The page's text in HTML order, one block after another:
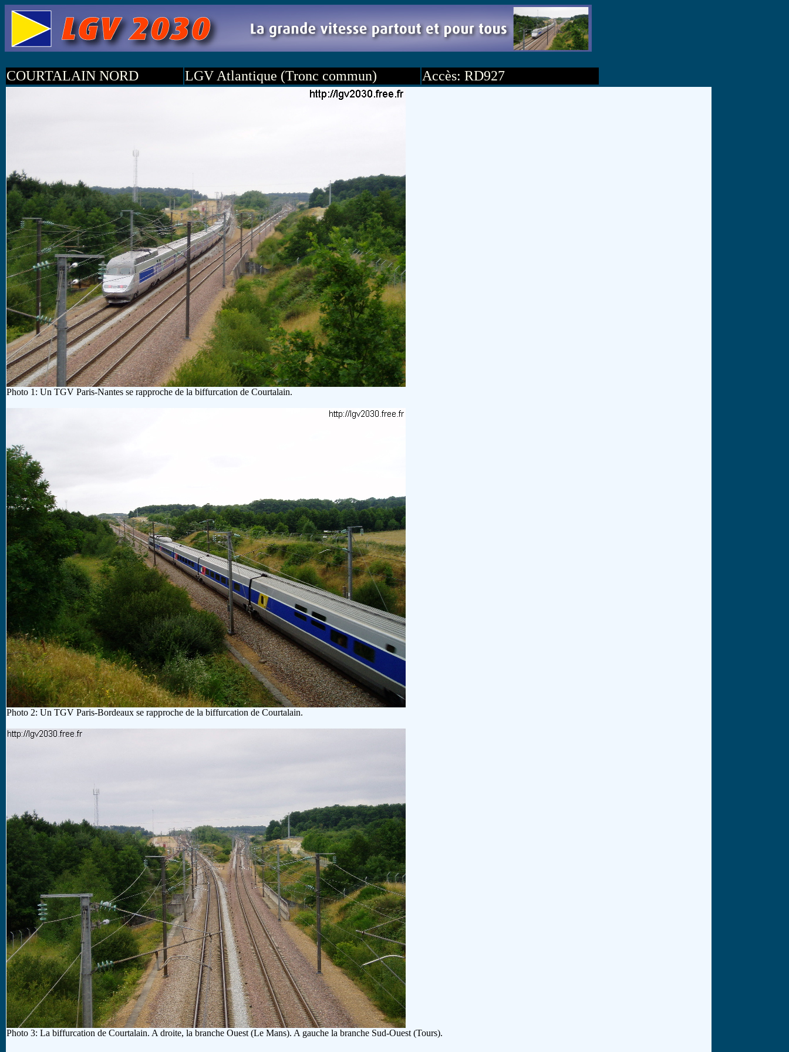
COURTALAIN NORD LGV Atlantique (Tronc commun) Accès: RD927
Photo 1: Un TGV Paris-Nantes se rapproche de la biffurcation de Courtalain.
Photo 2: Un TGV Paris-Bordeaux se rapproche de la biffurcation de Courtalain.
Photo 3: La biffurcation de Courtalain. A droite, la branche Ouest (Le Mans). A gauche la branche Sud-Ouest (Tours).